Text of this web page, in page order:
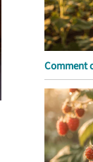
Comment